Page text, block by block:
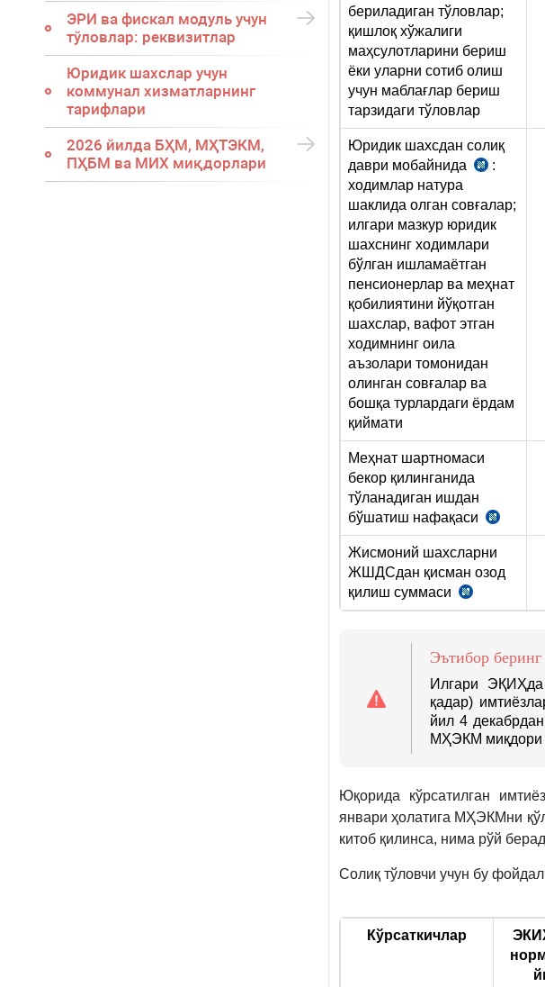
ЭРИ ва фискал модуль учун
тўловлар: реквизитлар
Юридик шахслар учун
коммунал хизматларнинг
тарифлари
2026 йилда БҲМ, МҲТЭКМ,
ПҲБМ ва МИХ миқдорлари
бериладиган тўловлар;
қишлоқ хўжалиги
маҳсулотларини бериш
ёки уларни сотиб олиш
учун маблағлар бериш
тарзидаги тўловлар
Юридик шахсдан солиқ
даври мобайнида
СК
м.
абз.
14-
б.
1-
х.
:
ходимлар натура
шаклида олган совғалар;
илгари мазкур юридик
шахснинг ходимлари
бўлган ишламаётган
пенсионерлар ва меҳнат
қобилиятини йўқотган
шахслар, вафот этган
ходимнинг оила
аъзолари томонидан
олинган совғалар ва
бошқа турлардаги ёрдам
қиймати
Меҳнат шартномаси
бекор қилинганида
тўланадиган ишдан
бўшатиш нафақаси
179
м.
20-
Жисмоний шахсларни
ЖШДСдан қисман озод
қилиш суммаси
180
2-
1-
х.
Эътибор беринг
Илгари
қадар)
йил 4
МҲЭКМ миқдори
Юқорида кўрсатилган
январи ҳолатига МҲЭКМни
китоб қилинса, нима рўй
Солиқ тўловчи учун бу
Кўрсаткичлар